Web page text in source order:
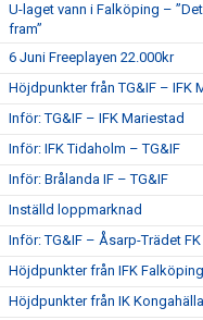
U-laget vann i Falköping –
fram”
6 Juni Freeplayen 22.000kr
Höjdpunkter från TG&IF – IFK
Inför: TG&IF – IFK Mariestad
Inför: IFK Tidaholm – TG&IF
Inför: Brålanda IF – TG&IF
Inställd loppmarknad
Inför: TG&IF – Åsarp-Trädet FK
Höjdpunkter från IFK
Höjdpunkter från IK